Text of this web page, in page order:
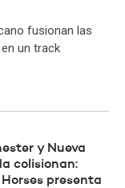
fusionan las
un track
y Nueva
colisionan:
Horses presenta